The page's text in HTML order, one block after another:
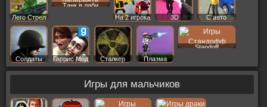
Лего Стрел
Танк в лаби
На 2 игрока
3D С авто
Солдаты Гаррис Мод Сталкер Плазма
Standoff
Игры для мальчиков